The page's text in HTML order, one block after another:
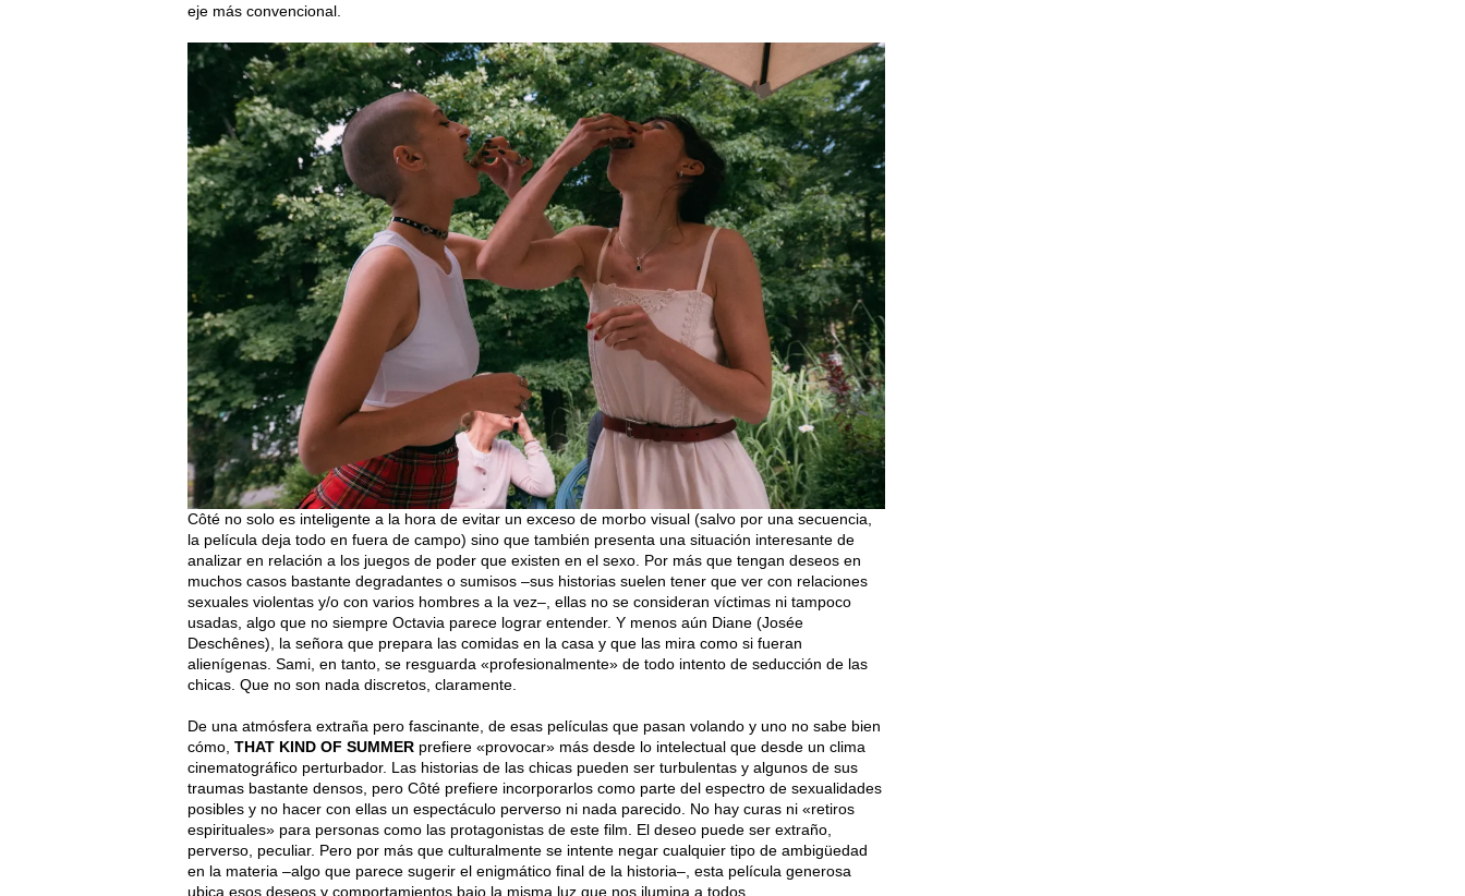
eje más convencional.
Côté no solo es inteligente a la hora de evitar un exceso de morbo visual (salvo por una secuencia,
la película deja todo en fuera de campo) sino que también presenta una situación interesante de
analizar en relación a los juegos de poder que existen en el sexo. Por más que tengan deseos en
muchos casos bastante degradantes o sumisos –sus historias suelen tener que ver con relaciones
sexuales violentas y/o con varios hombres a la vez–, ellas no se consideran víctimas ni tampoco
usadas, algo que no siempre Octavia parece lograr entender. Y menos aún Diane (Josée
Deschênes), la señora que prepara las comidas en la casa y que las mira como si fueran
alienígenas. Sami, en tanto, se resguarda «profesionalmente» de todo intento de seducción de las
chicas. Que no son nada discretos, claramente.
De una atmósfera extraña pero fascinante, de esas películas que pasan volando y uno no sabe bien
cómo, THAT KIND OF SUMMER prefiere «provocar» más desde lo intelectual que desde un clima
cinematográfico perturbador. Las historias de las chicas pueden ser turbulentas y algunos de sus
traumas bastante densos, pero Côté prefiere incorporarlos como parte del espectro de sexualidades
posibles y no hacer con ellas un espectáculo perverso ni nada parecido. No hay curas ni «retiros
espirituales» para personas como las protagonistas de este film. El deseo puede ser extraño,
perverso, peculiar. Pero por más que culturalmente se intente negar cualquier tipo de ambigüedad
en la materia –algo que parece sugerir el enigmático final de la historia–, esta película generosa
ubica esos deseos y comportamientos bajo la misma luz que nos ilumina a todos.